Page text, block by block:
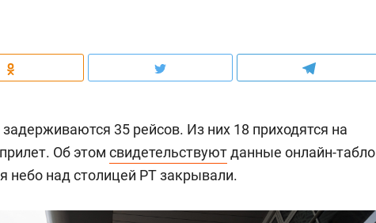
35 рейсов. Из них 18 приходятся на
Об этом свидетельствуютданные онлайн-табло
небо над столицей РТ закрывали.